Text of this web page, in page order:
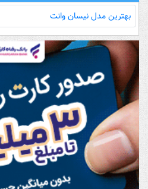
بهترین مدل‌ نیسان وانت